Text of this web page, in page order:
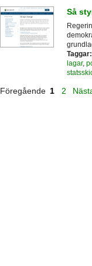
Så
Taggar:
lagar,
Föregående 1 2